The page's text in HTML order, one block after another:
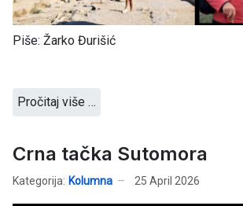
Piše: Žarko Đurišić
Pročitaj više …
Crna tačka Sutomora
Kategorija: Kolumna 25 April 2026